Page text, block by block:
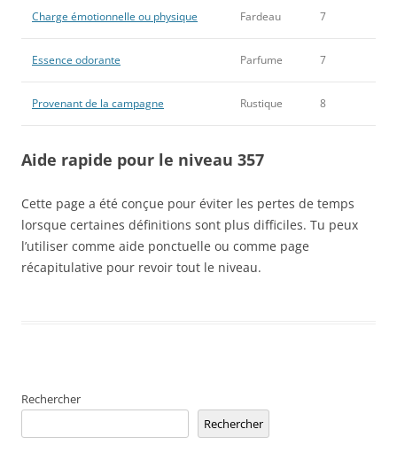
Charge émotionnelle ou physique Fardeau 7
Essence odorante Parfume 7
Provenant de la campagne Rustique 8
Aide rapide pour le niveau 357
Cette page a été conçue pour éviter les pertes de temps
lorsque certaines définitions sont plus difficiles. Tu peux
l’utiliser comme aide ponctuelle ou comme page
récapitulative pour revoir tout le niveau.
Rechercher
Rechercher